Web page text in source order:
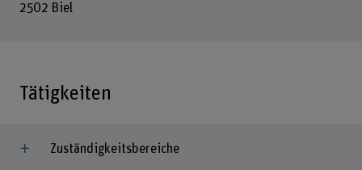
2502 Biel
Tätigkeiten
Zuständigkeitsbereiche